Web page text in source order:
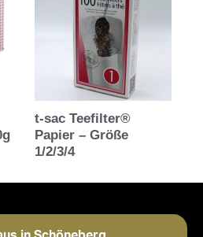
t-sac Teefilter®
Papier – Größe
1/2/3/4